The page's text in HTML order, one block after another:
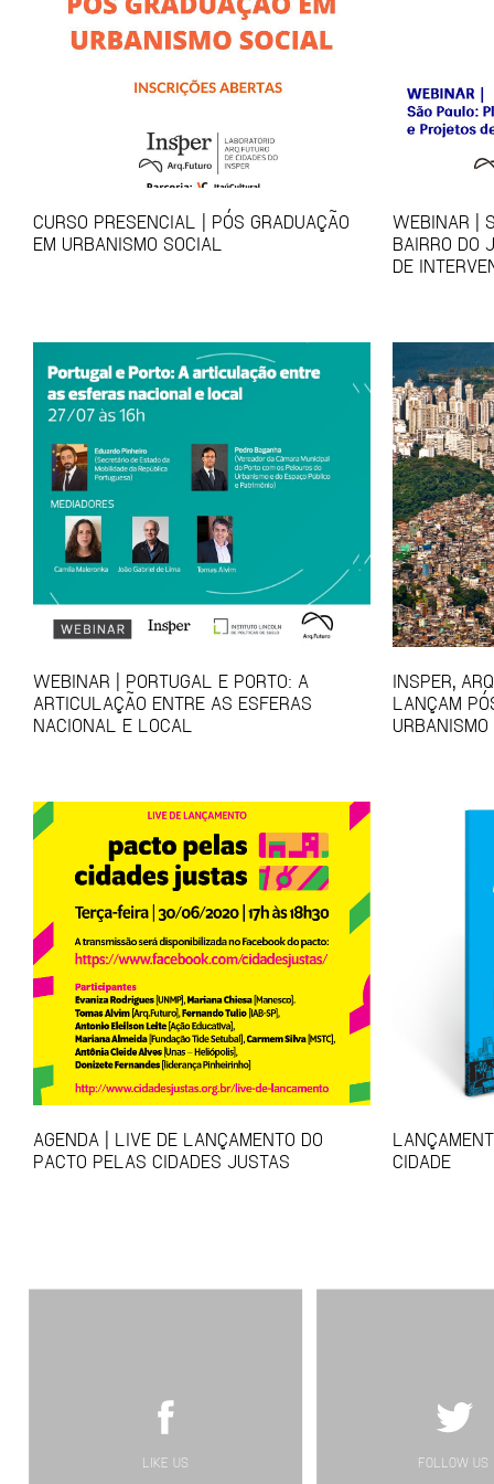
CURSO PRESENCIAL | PÓS GRADUAÇÃO
EM URBANISMO SOCIAL
WEBINAR |
BAIRRO DO
DE
WEBINAR | PORTUGAL E PORTO: A
ARTICULAÇÃO ENTRE AS ESFERAS
NACIONAL E LOCAL
INSPER,
LANÇAM
AGENDA | LIVE DE LANÇAMENTO DO
PACTO PELAS CIDADES JUSTAS
CIDADE
LIKE US FOLLOW US